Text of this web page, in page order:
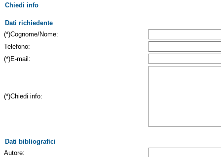
Chiedi info
Dati richiedente
(*)Cognome/Nome:
Telefono:
(*)E-mail:
(*)Chiedi info:
Dati bibliografici
Autore: